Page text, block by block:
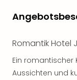
Romantik Hotel
Ein romantischer
Aussichten und